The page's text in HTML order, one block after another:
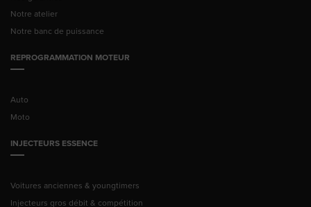
Notre atelier
Notre banc de puissance
REPROGRAMMATION MOTEUR
Auto
Moto
INJECTEURS ESSENCE
Voitures anciennes & youngtimers
Injecteurs gros débit & compétition